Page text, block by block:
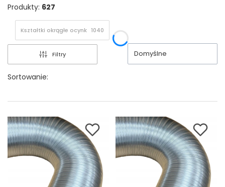
Produkty: 627
Kształtki okrągłe ocynk 1040
Filtry
Sortowanie:
Domyślne